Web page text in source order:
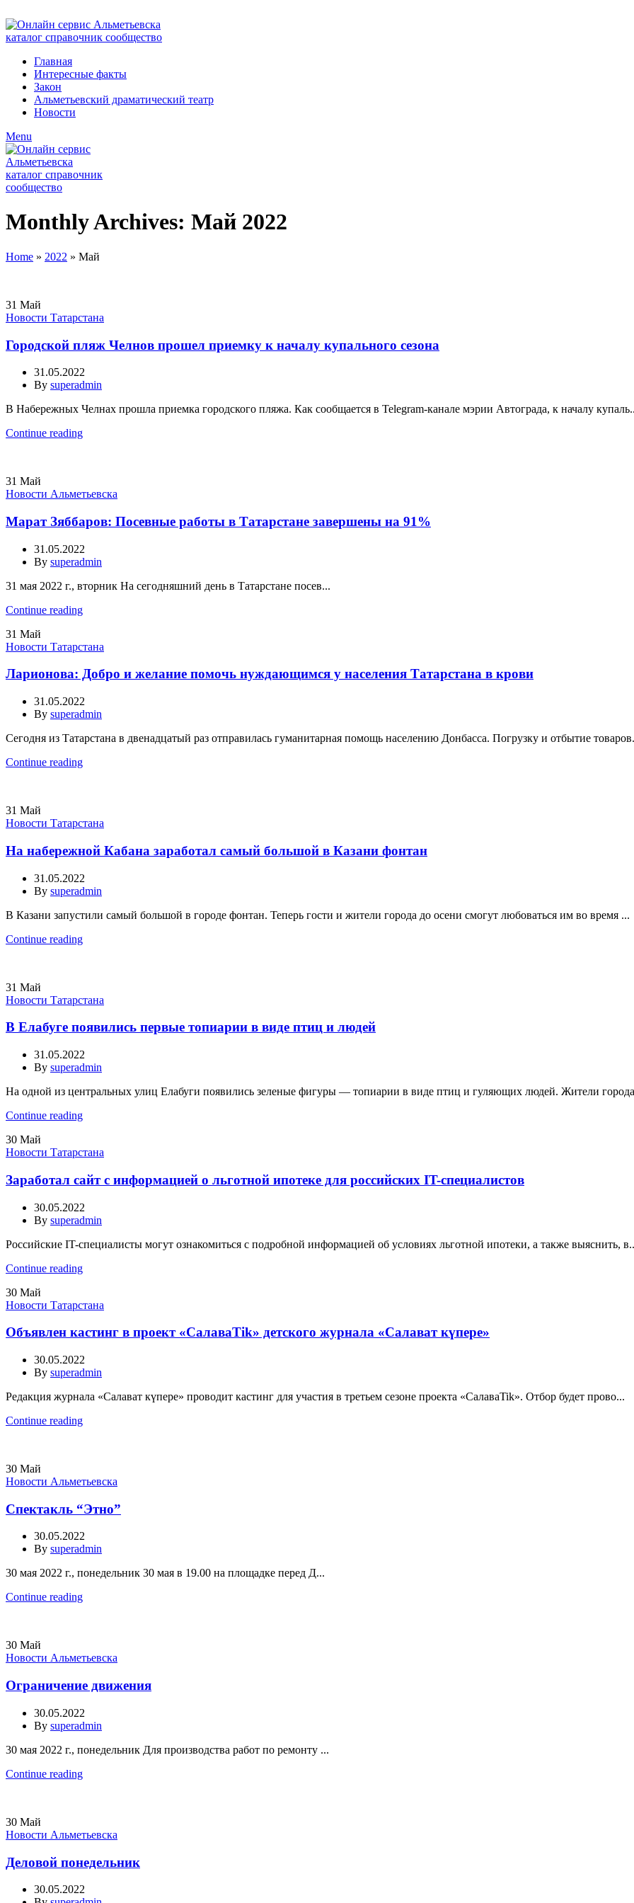
Главная
Интересные факты
Закон
Альметьевский драматический театр
Новости
Menu
Monthly Archives: Май 2022
Home » 2022 » Май
31 Май
Новости Татарстана
Городской пляж Челнов прошел приемку к началу купального сезона
31.05.2022
By superadmin
В Набережных Челнах прошла приемка городского пляжа. Как сообщается в Telegram-канале мэрии Автограда, к началу
Continue reading
31 Май
Новости Альметьевска
Марат Зяббаров: Посевные работы в Татарстане завершены на 91%
31.05.2022
By superadmin
31 мая 2022 г., вторник На сегодняшний день в Татарстане посев...
Continue reading
31 Май
Новости Татарстана
Ларионова: Добро и желание помочь нуждающимся у населения Татарстана в крови
31.05.2022
By superadmin
Сегодня из Татарстана в двенадцатый раз отправилась гуманитарная помощь населению Донбасса. Погрузку и отбытие
Continue reading
31 Май
Новости Татарстана
На набережной Кабана заработал самый большой в Казани фонтан
31.05.2022
By superadmin
В Казани запустили самый большой в городе фонтан. Теперь гости и жители города до осени смогут любоваться им во время ...
Continue reading
31 Май
Новости Татарстана
В Елабуге появились первые топиарии в виде птиц и людей
31.05.2022
By superadmin
На одной из центральных улиц Елабуги появились зеленые фигуры — топиарии в виде птиц и гуляющих людей. Жители
Continue reading
30 Май
Новости Татарстана
Заработал сайт с информацией о льготной ипотеке для российских IT-специалистов
30.05.2022
By superadmin
Российские IT-специалисты могут ознакомиться с подробной информацией об условиях льготной ипотеки, а также выяснить,
Continue reading
30 Май
Новости Татарстана
Объявлен кастинг в проект «СалаваTik» детского журнала «Салават күпере»
30.05.2022
By superadmin
Редакция журнала «Салават күпере» проводит кастинг для участия в третьем сезоне проекта «СалаваTik». Отбор будет прово...
Continue reading
30 Май
Новости Альметьевска
Спектакль “Этно”
30.05.2022
By superadmin
30 мая 2022 г., понедельник 30 мая в 19.00 на площадке перед Д...
Continue reading
30 Май
Новости Альметьевска
Ограничение движения
30.05.2022
By superadmin
30 мая 2022 г., понедельник Для производства работ по ремонту ...
Continue reading
30 Май
Новости Альметьевска
Деловой понедельник
30.05.2022